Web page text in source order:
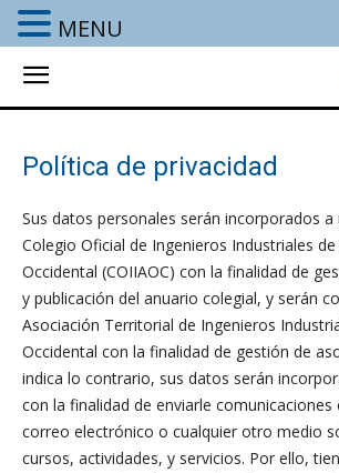
Política de privacidad
Sus datos personales serán incorporados a
Colegio Oficial de Ingenieros Industriales de
Occidental (COIIAOC) con la finalidad de
y publicación del anuario colegial, y serán
Asociación Territorial de Ingenieros
Occidental con la finalidad de gestión de
indica lo contrario, sus datos serán
con la finalidad de enviarle
correo electrónico o cualquier otro medio
cursos, actividades, y servicios. Por ello,
MENU